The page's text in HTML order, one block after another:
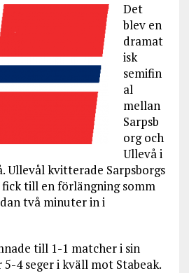
Det
blev en
dramat
isk
semifin
al
mellan
Sarpsb
org och
Ullevå i
Ullevål kvitterade Sarpsborgs
till en förlängning somm
två minuter in i
till 1-1 matcher i sin
4 seger i kväll mot Stabeak.